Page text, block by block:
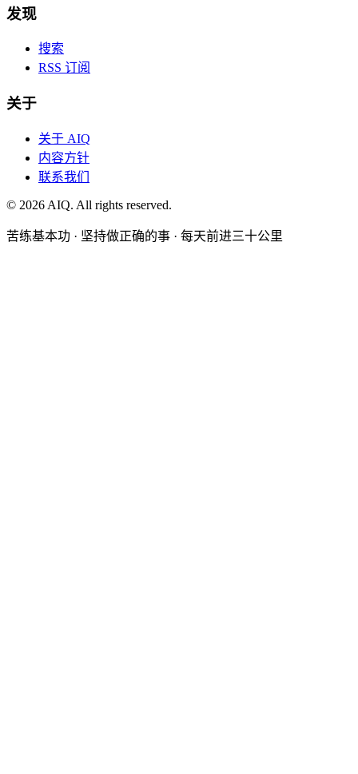
发现
搜索
RSS 订阅
关于
关于 AIQ
内容方针
联系我们
© 2026 AIQ. All rights reserved.
苦练基本功 · 坚持做正确的事 · 每天前进三十公里